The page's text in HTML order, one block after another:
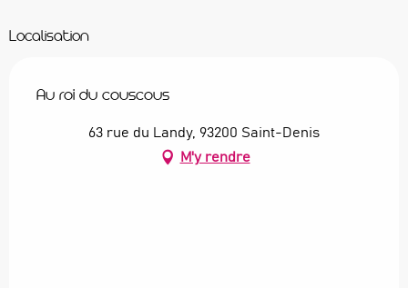
Localisation
Au roi du couscous
63 rue du Landy, 93200 Saint-Denis
M'y rendre